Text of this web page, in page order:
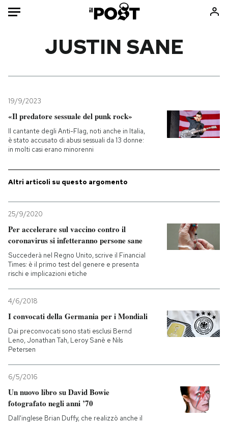
Mondo
Politica
Tecnologia
Internet
Sport
Consumismi
Storie/Idee
Ok Boomer!
Mondiali calcio 2026
I MIEI PREFERITI
SHOP
CALENDARIO
AREA PERSONALE
JUSTIN SANE
19/9/2023
«Il predatore sessuale del punk rock»
Il cantante degli Anti-Flag, noti anche in Italia,
è stato accusato di abusi sessuali da 13 donne:
in molti casi erano minorenni
Altri articoli su questo argomento
25/9/2020
Per accelerare sul vaccino contro il
coronavirus si infetteranno persone sane
Succederà nel Regno Unito, scrive il Financial
Times: è il primo test del genere e presenta
rischi e implicazioni etiche
4/6/2018
I convocati della Germania per i Mondiali
Dai preconvocati sono stati esclusi Bernd
Leno, Jonathan Tah, Leroy Sanè e Nils
Petersen
6/5/2016
Un nuovo libro su David Bowie
fotografato negli anni ’70
Dall'inglese Brian Duffy, che realizzò anche il